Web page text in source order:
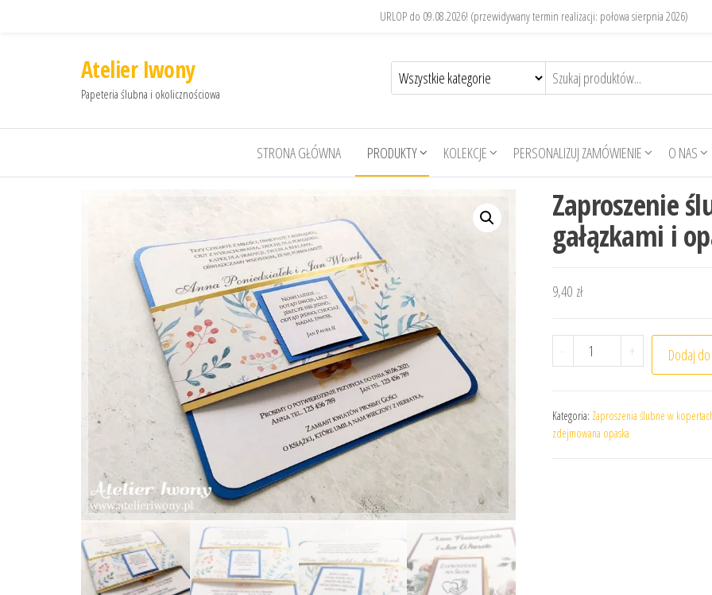
Atelier Iwony
Papeteria ślubna i okolicznościowa
STRONA GŁÓWNA PRODUKTY KOLEKCJE PERSONALIZUJ ZAMÓWIENIE O NAS
Zaproszenie
gałązkami i
9,40 zł
- ilość Zaproszenie
+ Dodaj
Kategoria: Zaproszenia ślubne w
zdejmowana opaska
URLOP do 09.08.2026! (przewidywany termin realizacji: połowa sierpnia 2026)